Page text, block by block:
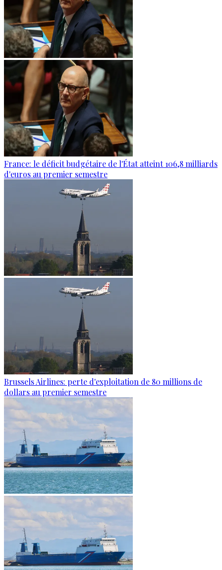
France: le déficit budgétaire de l'État atteint 106,8 milliards
d'euros au premier semestre
Brussels Airlines: perte d'exploitation de 80 millions de
dollars au premier semestre